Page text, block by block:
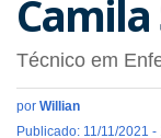
Técnico em
por Willian
Publicado: 11/11/2021 -